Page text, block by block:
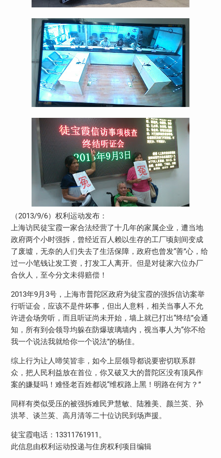
（2013/9/6）权利运动发布：
上海访民徒宝霞一家合法经营了十几年的家属企业，遭当地
政府两个小时强拆，曾经近百人赖以生存的工厂顷刻间变成
了废墟，无奈的人们失去了生活保障，政府也曾发“善”心，给
过一小笔钱让发工资，打发工人离开。但是对徒家六位办厂
合伙人，至今分文未得赔偿！
2013年9月3号，上海市普陀区政府为徒宝霞的强拆信访案举
行听证会，应该不是件坏事，但出人意料，相关当事人不允
许进会场旁听，而且听证尚未开始，墙上就已打出“终结”会通
知，所有到会领导均躲在防爆玻璃墙内，视当事人为“你不给
我一个说法我就给你一个说法”的杨佳。
综上行为让人啼笑皆非，如今上层领导都说要密切联系群
众，把人民利益放在首位，你又破又大的普陀区没有顶风作
案的嫌疑吗！难怪老百姓都说“维权路上黑！明路在何方？”
同样有类似受压的被强拆难民尹慧敏、陆雅美、颜兰英、孙
洪琴、谈兰英、高月清等二十位访民到场声援。
徒宝霞电话：13311761911。
此信息由权利运动投递与住房权利项目编辑